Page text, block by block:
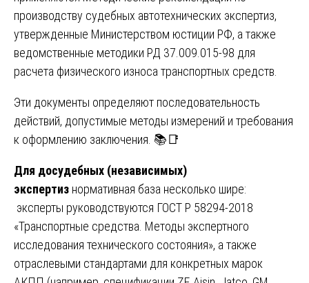
производству судебных автотехнических экспертиз,
утвержденные Министерством юстиции РФ, а также
ведомственные методики РД 37.009.015-98 для
расчета физического износа транспортных средств.
Эти документы определяют последовательность
действий, допустимые методы измерений и требования
к оформлению заключения. 📚📑
Для досудебных (независимых)
экспертиз нормативная база несколько шире:
эксперты руководствуются ГОСТ Р 58294-2018
«Транспортные средства. Методы экспертного
исследования технического состояния», а также
отраслевыми стандартами для конкретных марок